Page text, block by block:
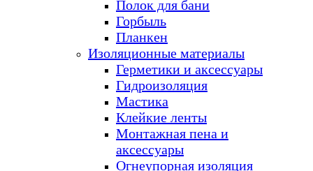
Полок для бани
Горбыль
Планкен
Изоляционные материалы
Герметики и аксессуары
Гидроизоляция
Мастика
Клейкие ленты
Монтажная пена и
аксессуары
Огнеупорная изоляция